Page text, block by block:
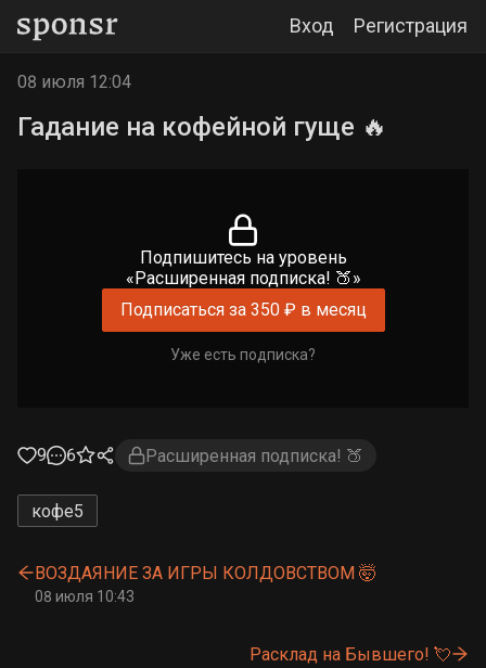
Вход Регистрация
08 июля 12:04
Гадание на кофейной гуще 🔥
Подпишитесь на уровень
«Расширенная подписка! 🍑»
Подписаться за 350 ₽ в месяц
Уже есть подписка?
9 6 Расширенная подписка! 🍑
кофе5
ВОЗДАЯНИЕ ЗА ИГРЫ КОЛДОВСТВОМ 🤯
08 июля 10:43
Расклад на Бывшего! 💘